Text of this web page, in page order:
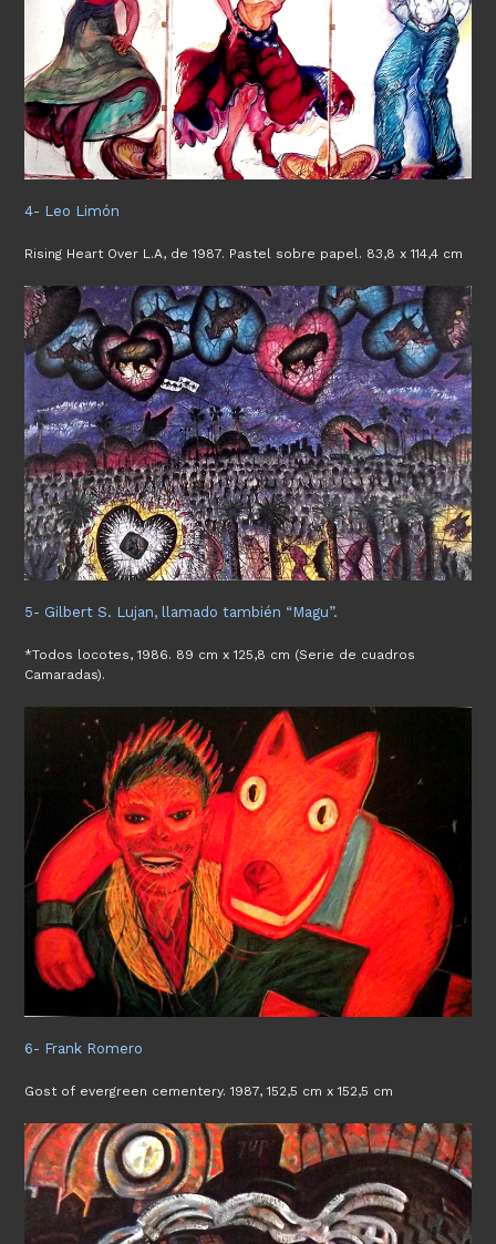
4- Leo Limón
Rising Heart Over L.A, de 1987. Pastel sobre papel. 83,8 x 114,4 cm
5- Gilbert S. Lujan, llamado también “Magu”.
*Todos locotes, 1986. 89 cm x 125,8 cm (Serie de cuadros
Camaradas).
6- Frank Romero
Gost of evergreen cementery. 1987, 152,5 cm x 152,5 cm